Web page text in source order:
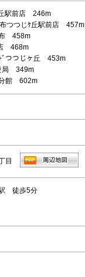
駅前店 246m
布つつじｹ丘駅前店 457m
布 458m
468m
ﾞつつじヶ丘 453m
局 349m
分館 602m
目
徒歩5分